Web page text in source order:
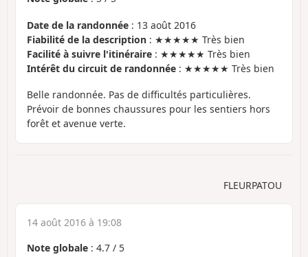
Date de la randonnée : 13 août 2016
Fiabilité de la description : ★★★★★ Très bien
Facilité à suivre l'itinéraire : ★★★★★ Très bien
Intérêt du circuit de randonnée : ★★★★★ Très bien
Belle randonnée. Pas de difficultés particulières.
Prévoir de bonnes chaussures pour les sentiers hors
forêt et avenue verte.
FLEURPATOU
14 août 2016 à 19:08
Note globale : 4.7 / 5